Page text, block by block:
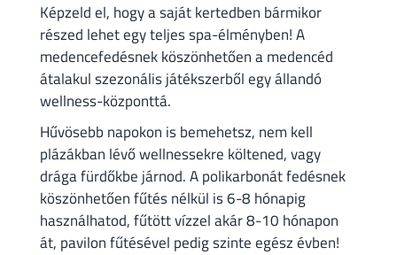
Képzeld el, hogy a saját kertedben bármikor
részed lehet egy teljes spa-élményben! A
medencefedésnek köszönhetően a medencéd
átalakul szezonális játékszerből egy állandó
wellness-központtá.
Hűvösebb napokon is bemehetsz, nem kell
plázákban lévő wellnessekre költened, vagy
drága fürdőkbe járnod. A polikarbonát fedésnek
köszönhetően fűtés nélkül is 6-8 hónapig
használhatod, fűtött vízzel akár 8-10 hónapon
át, pavilon fűtésével pedig szinte egész évben!